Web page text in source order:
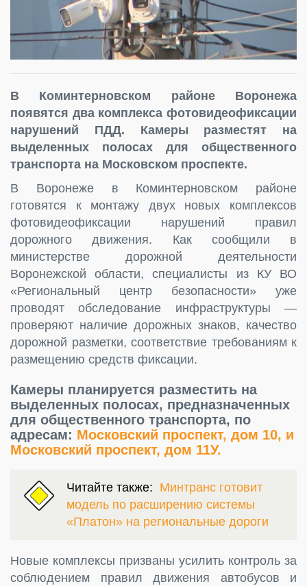
В Коминтерновском районе Воронежа
появятся два комплекса фотовидеофиксации
нарушений ПДД. Камеры разместят на
выделенных полосах для общественного
транспорта на Московском проспекте.
В Воронеже в Коминтерновском районе
готовятся к монтажу двух новых комплексов
фотовидеофиксации нарушений правил
дорожного движения. Как сообщили в
министерстве дорожной деятельности
Воронежской области, специалисты из КУ ВО
«Региональный центр безопасности» уже
проводят обследование инфраструктуры —
проверяют наличие дорожных знаков, качество
дорожной разметки, соответствие требованиям к
размещению средств фиксации.
Камеры планируется разместить на
выделенных полосах, предназначенных
для общественного транспорта, по
адресам: Московский проспект, дом 10, и
Московский проспект, дом 11У.
Читайте также: Минтранс готовит
модель по расширению системы
«Платон» на региональные дороги
Новые комплексы призваны усилить контроль за
соблюдением правил движения автобусов и